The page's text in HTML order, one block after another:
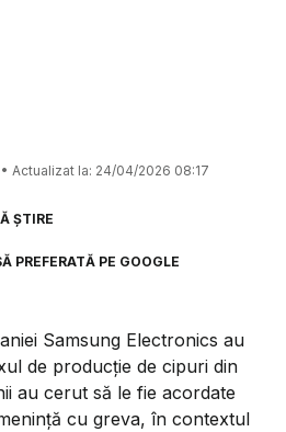
• Actualizat la: 24/04/2026 08:17
ȘTIRE
PREFERATĂ PE GOOGLE
Samsung Electronics au
de producție de cipuri din
au cerut să le fie acordate
cu greva, în contextul